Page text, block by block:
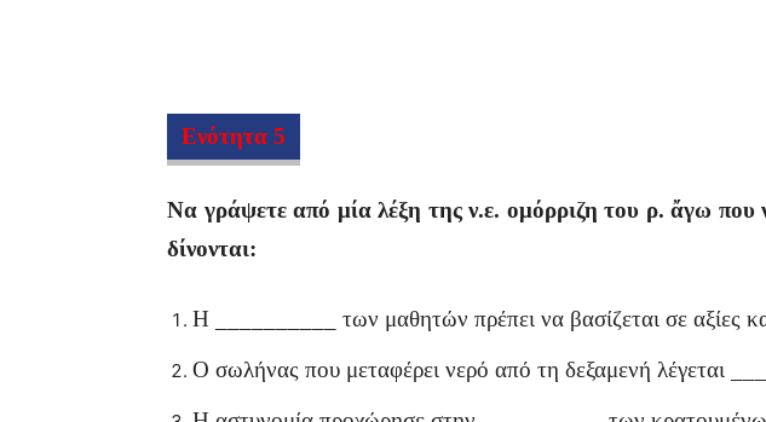
Ενότητα 5
Να γράψετε από μία λέξη της ν.ε. ομόρριζη του ρ. ἄγω
δίνονται:
Η __________ των μαθητών πρέπει να βασίζεται σε αξίες
Ο σωλήνας που μεταφέρει νερό από τη δεξαμενή λέγεται